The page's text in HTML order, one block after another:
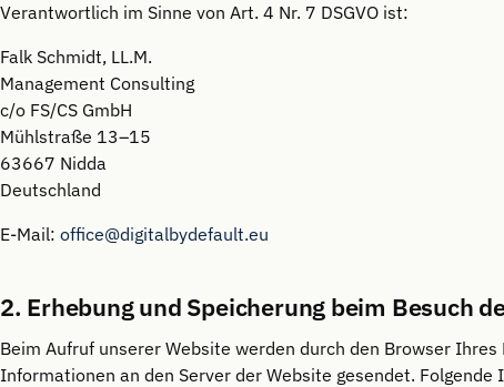
Verantwortlich im Sinne von Art. 4 Nr. 7 DSGVO ist:
Falk Schmidt, LL.M.
Management Consulting
c/o FS/CS GmbH
Mühlstraße 13–15
63667 Nidda
Deutschland
E-Mail: office@digitalbydefault.eu
2. Erhebung und Speicherung beim Besuch
Beim Aufruf unserer Website werden durch den Browser
Informationen an den Server der Website gesendet.